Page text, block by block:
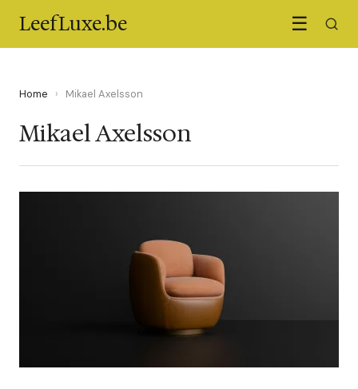
LeefLuxe.be ☰
Home › Mikael Axelsson
Mikael Axelsson